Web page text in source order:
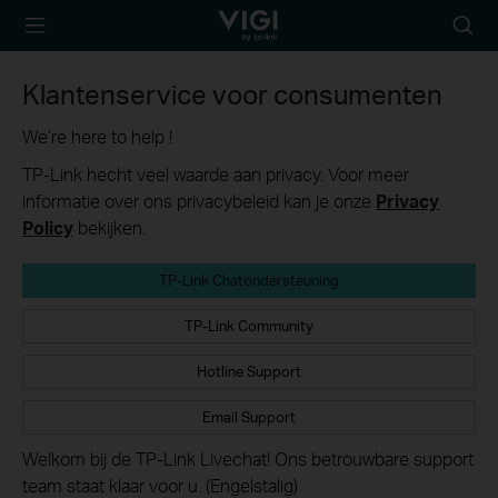
TP-Link, Reliably
icon
Klantenservice voor consumenten
We’re here to help !
TP-Link hecht veel waarde aan privacy. Voor meer
informatie over ons privacybeleid kan je onze Privacy
Policy bekijken.
TP-Link Chatondersteuning
TP-Link Community
Hotline Support
Email Support
Welkom bij de TP-Link Livechat! Ons betrouwbare support
team staat klaar voor u. (Engelstalig)